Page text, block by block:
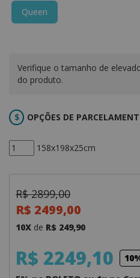
Queen
158x198x25cm
Verifique o tamanho de
do produto.
OPÇÕES DE
R$ 2899,00
R$ 2499,00
10X de R$ 249,90
R$ 2249,10